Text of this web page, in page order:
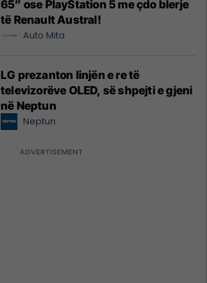
65” ose PlayStation 5 me çdo blerje
të Renault Austral!
Auto Mita
LG prezanton linjën e re të
televizorëve OLED, së shpejti e gjeni
në Neptun
Neptun